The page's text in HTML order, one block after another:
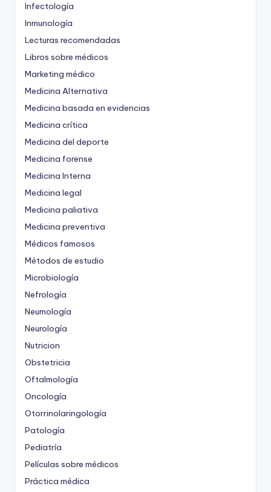
Infectología
Inmunología
Lecturas recomendadas
Libros sobre médicos
Marketing médico
Medicina Alternativa
Medicina basada en evidencias
Medicina crítica
Medicina del deporte
Medicina forense
Medicina Interna
Medicina legal
Medicina paliativa
Medicina preventiva
Médicos famosos
Métodos de estudio
Microbiología
Nefrología
Neumología
Neurología
Nutricion
Obstetricia
Oftalmología
Oncología
Otorrinolaringología
Patología
Pediatría
Películas sobre médicos
Práctica médica